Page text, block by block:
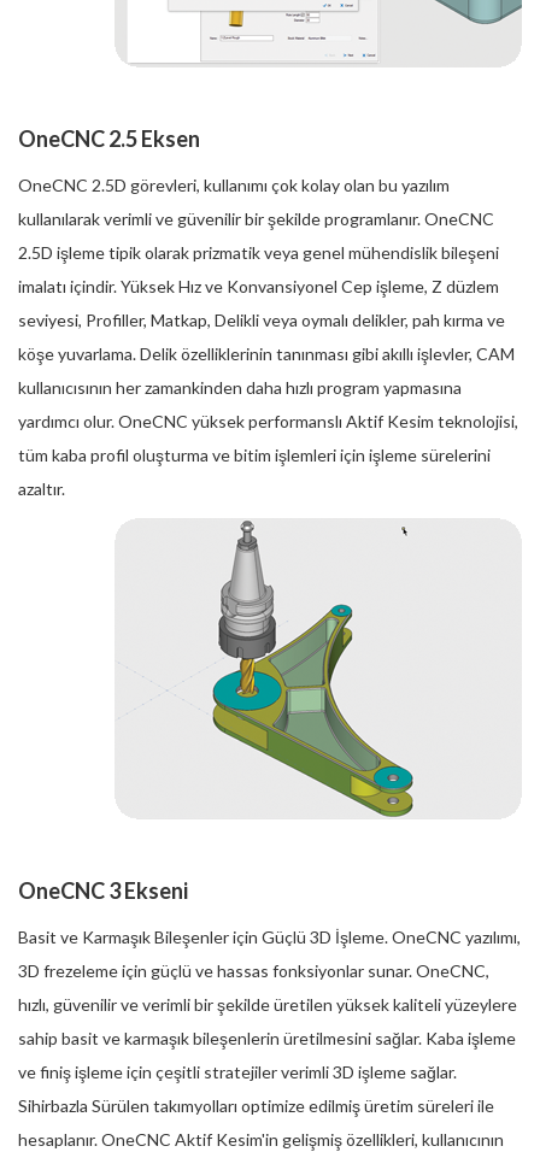
OneCNC 2.5 Eksen
OneCNC 2.5D görevleri, kullanımı çok kolay olan bu yazılım
kullanılarak verimli ve güvenilir bir şekilde programlanır. OneCNC
2.5D işleme tipik olarak prizmatik veya genel mühendislik bileşeni
imalatı içindir. Yüksek Hız ve Konvansiyonel Cep işleme, Z düzlem
seviyesi, Profiller, Matkap, Delikli veya oymalı delikler, pah kırma ve
köşe yuvarlama. Delik özelliklerinin tanınması gibi akıllı işlevler, CAM
kullanıcısının her zamankinden daha hızlı program yapmasına
yardımcı olur. OneCNC yüksek performanslı Aktif Kesim teknolojisi,
tüm kaba profil oluşturma ve bitim işlemleri için işleme sürelerini
azaltır.
OneCNC 3 Ekseni
Basit ve Karmaşık Bileşenler için Güçlü 3D İşleme. OneCNC yazılımı,
3D frezeleme için güçlü ve hassas fonksiyonlar sunar. OneCNC,
hızlı, güvenilir ve verimli bir şekilde üretilen yüksek kaliteli yüzeylere
sahip basit ve karmaşık bileşenlerin üretilmesini sağlar. Kaba işleme
ve finiş işleme için çeşitli stratejiler verimli 3D işleme sağlar.
Sihirbazla Sürülen takımyolları optimize edilmiş üretim süreleri ile
hesaplanır. OneCNC Aktif Kesim'in gelişmiş özellikleri, kullanıcının